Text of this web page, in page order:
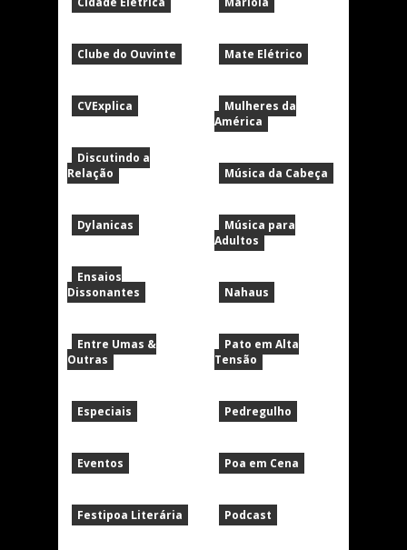
Clube do Ouvinte
CVExplica
Discutindo a
Relação
Dylanicas
Ensaios
Dissonantes
Entre Umas &
Outras
Especiais
Eventos
Festipoa Literária
Mate Elétrico
Mulheres da
América
Música da Cabeça
Música para
Adultos
Nahaus
Pato em Alta
Tensão
Pedregulho
Poa em Cena
Podcast